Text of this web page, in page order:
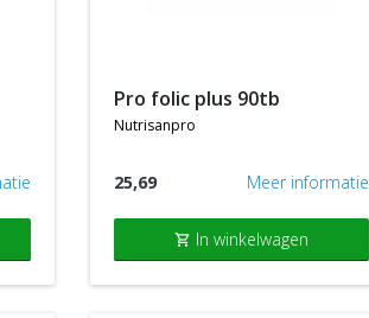
pro folic plus 90tb
nutrisanpro
25,69 Meer informatie
shopping_cart In winkelwagen